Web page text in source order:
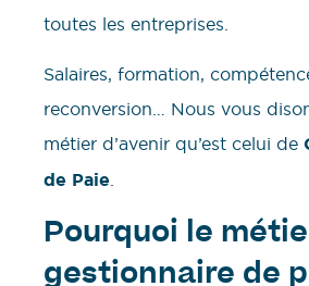
toutes les entreprises.
Salaires, formation,
reconversion… Nous vous
métier d’avenir qu’est celui de
de Paie.
Pourquoi le
gestionnaire de